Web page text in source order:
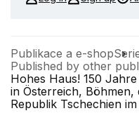
Publikace a e-shop
Published by other
Hohes Haus! 150
in Österreich,
Republik Tschechien